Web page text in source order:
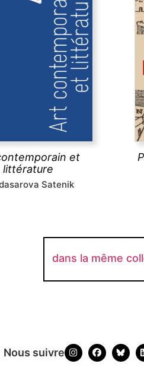
et
littérature
Satenik
et
les relations entre
et littérature ?
des exemples allant
littéraires à des
plastiques jusqu’à
l’art contemporain de
littéraires,marges
les pratiques
existantes.
découvrir
dans la même
Nous suivre